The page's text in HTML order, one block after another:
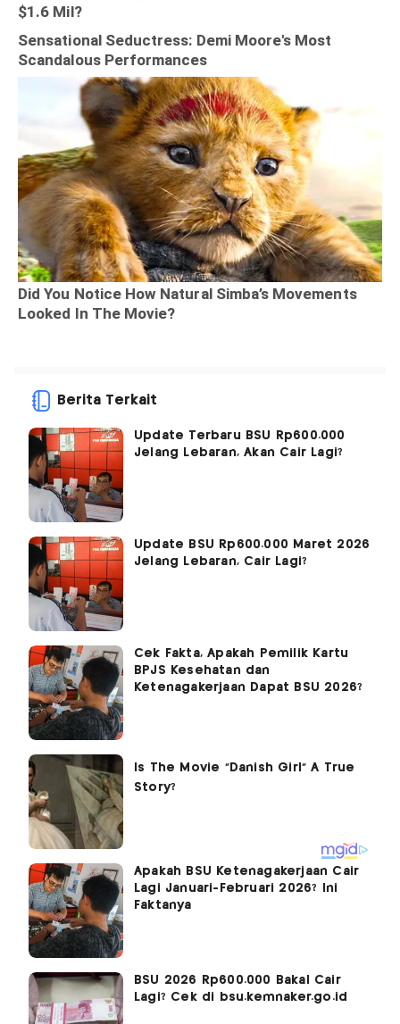
Berita Terkait
Update Terbaru BSU Rp600.000
Jelang Lebaran, Akan Cair Lagi?
Update BSU Rp600.000 Maret 2026
Jelang Lebaran, Cair Lagi?
Cek Fakta, Apakah Pemilik Kartu
BPJS Kesehatan dan
Ketenagakerjaan Dapat BSU 2026?
Apakah BSU Ketenagakerjaan Cair
Lagi Januari-Februari 2026? Ini
Faktanya
BSU 2026 Rp600.000 Bakal Cair
Lagi? Cek di bsu.kemnaker.go.id